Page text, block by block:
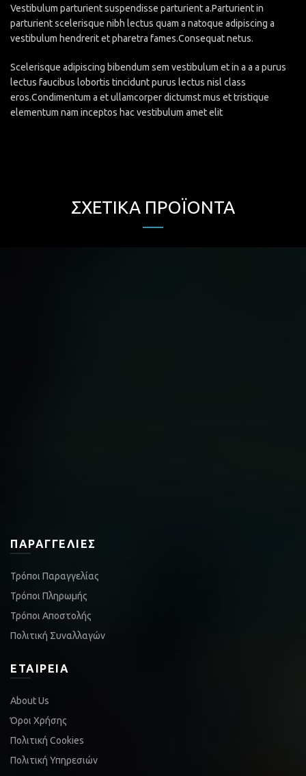
Vestibulum parturient suspendisse parturient a.Parturient in
parturient scelerisque nibh lectus quam a natoque adipiscing a
vestibulum hendrerit et pharetra fames.Consequat netus.
Scelerisque adipiscing bibendum sem vestibulum et in a a a purus
lectus faucibus lobortis tincidunt purus lectus nisl class
eros.Condimentum a et ullamcorper dictumst mus et tristique
elementum nam inceptos hac vestibulum amet elit
ΣΧΕΤΙΚΆ ΠΡΟΪΌΝΤΑ
ΠΑΡΑΓΓΕΛΊΕΣ
Τρόποι Παραγγελίας
Τρόποι Πληρωμής
Τρόποι Αποστολής
Πολιτική Συναλλαγών
ΕΤΑΙΡΕΊΑ
About Us
Όροι Χρήσης
Πολιτική Cookies
Πολιτική Υπηρεσιών